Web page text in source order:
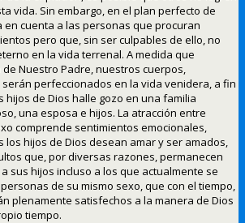
vida. Sin embargo, en el plan perfecto de
en cuenta a las personas que procuran
pero que, sin ser culpables de ello, no
en la vida terrenal. A medida que
Nuestro Padre, nuestros cuerpos,
perfeccionados en la vida venidera, a fin
hijos de Dios halle gozo en una familia
una esposa e hijos. La atracción entre
comprende sentimientos emocionales,
los hijos de Dios desean amar y ser amados,
que, por diversas razones, permanecen
sus hijos incluso a los que actualmente se
de su mismo sexo, que con el tiempo,
plenamente satisfechos a la manera de Dios
tiempo.